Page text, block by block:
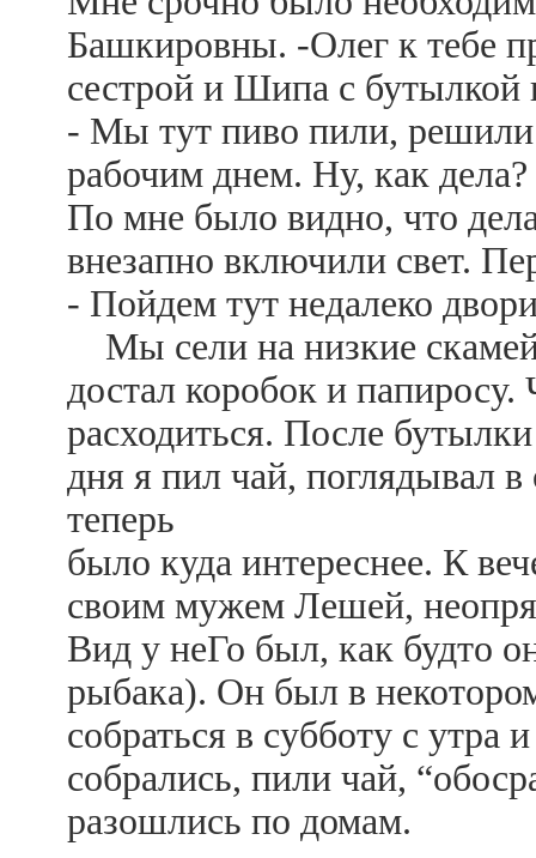
Башкировны. -Олег к тебе
сестрой и Шипа с бутылкой
- Мы тут пиво пили, решили
рабочим днем. Ну, как дела?
По мне было видно, что
внезапно включили свет.
- Пойдем тут недалеко
Мы сели на низкие
достал коробок и
расходиться. После
дня я пил чай, поглядывал
теперь
было куда интереснее. К
своим мужем Лешей,
Вид у неГо был, как будто
рыбака). Он был в
собраться в субботу с утра
собрались, пили чай,
разошлись по домам.